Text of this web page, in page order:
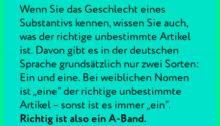
Wenn Sie das Geschlecht eines
Substantivs kennen, wissen Sie auch,
was der richtige unbestimmte Artikel
ist. Davon gibt es in der deutschen
Sprache grundsätzlich nur zwei Sorten:
Ein und eine. Bei weiblichen Nomen
ist „eine“ der richtige unbestimmte
Artikel – sonst ist es immer „ein“.
Richtig ist also ein A-Band.